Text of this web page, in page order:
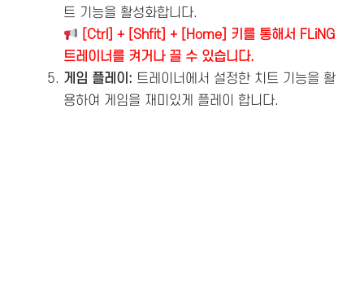
트 기능을 활성화합니다.
[Ctrl] + [Shfit] + [Home] 키를 통해서 FLiNG
트레이너를 켜거나 끌 수 있습니다.
게임 플레이: 트레이너에서 설정한 치트 기능을 활
용하여 게임을 재미있게 플레이 합니다.